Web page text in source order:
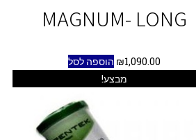
MAGNUM- LONG
₪1,090.00
הוספה לסל
מבצע!